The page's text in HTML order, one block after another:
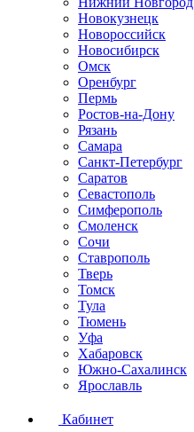
Новокузнецк
Новороссийск
Новосибирск
Омск
Оренбург
Пермь
Ростов-на-Дону
Рязань
Самара
Санкт-Петербург
Саратов
Севастополь
Симферополь
Смоленск
Сочи
Ставрополь
Тверь
Томск
Тула
Тюмень
Уфа
Хабаровск
Южно-Сахалинск
Ярославль
Кабинет